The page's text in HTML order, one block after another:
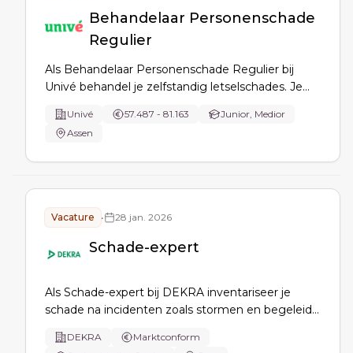
Behandelaar Personenschade
Regulier
Als Behandelaar Personenschade Regulier bij
Univé behandel je zelfstandig letselschades. Je
afhandeling en communiceert met betrokkenen.
Je houdt rekening met het klantbelang en
Univé 57.487 - 81.163
Junior, Medior
Assen
Vacature • 28 jan. 2026
Schade-expert
Als Schade-expert bij DEKRA inventariseer je
schade na incidenten zoals stormen en begeleid
Je bepaalt het schadebedrag en handelt de
DEKRA
Marktconform